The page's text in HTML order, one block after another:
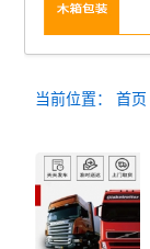
当前位置：首页